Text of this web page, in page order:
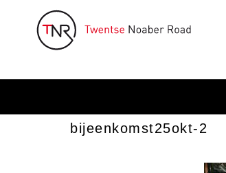
bijeenkomst25okt-2